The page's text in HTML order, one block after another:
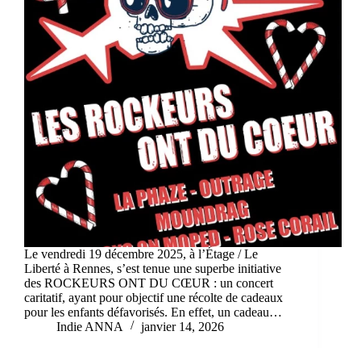
Le vendredi 19 décembre 2025, à l’Étage / Le
Liberté à Rennes, s’est tenue une superbe initiative
des ROCKEURS ONT DU CŒUR : un concert
caritatif, ayant pour objectif une récolte de cadeaux
pour les enfants défavorisés. En effet, un cadeau…
Indie ANNA
janvier 14, 2026